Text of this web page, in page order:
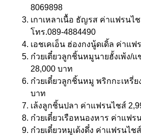
8069898
เกาเหลาเนื้อ ธัญรส ค่าแฟรนไ
โทร.089-4884490
เอชเคเอ็น ฮ่องกงนู้ดเดิ้ล ค่าแ
ก๋วยเตี๋ยวลูกชิ้นหมูนายฮั้งเพ้ง/
28,000 บาท
ก๋วยเตี๋ยวลูกชิ้นหมู พริกกะเหรี่
บาท
เล้งลูกชิ้นปลา ค่าแฟรนไชส์
ก๋วยเตี๋ยวเรือหนองหาร ค่าแฟร
ก๋วยเตี๋ยวหมูเด้งดึ๋ง ค่าแฟรนไช